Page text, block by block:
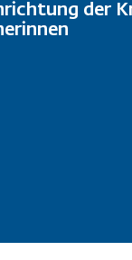
der